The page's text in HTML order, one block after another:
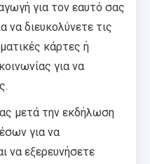
για τον εαυτό σας
να διευκολύνετε τις
κάρτες ή
για να
μετά την εκδήλωση
για να
να εξερευνήσετε